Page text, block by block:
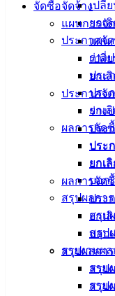
เปลี่
ยกเ
ประกาศจั
ร่าง
ประ
ประ
ยกเ
ผลการจัด
ประ
ยกเ
บอก
สรุปผลกา
สรุป
สรุป
รายงานผ
ราย
ราย
จัดซื้อจัดจ้าง
แผนการจั
แผน
เปลี่
ยกเ
ประกาศจั
ร่าง
ประ
ประ
ยกเ
ผลการจัด
ประ
ยกเ
บอก
สรุปผลกา
สรุป
สรุป
คู่มือการ
ปฏิบัติ
อิเล็กทรอนิกส์
ความรู้
(Knowledge
Management)